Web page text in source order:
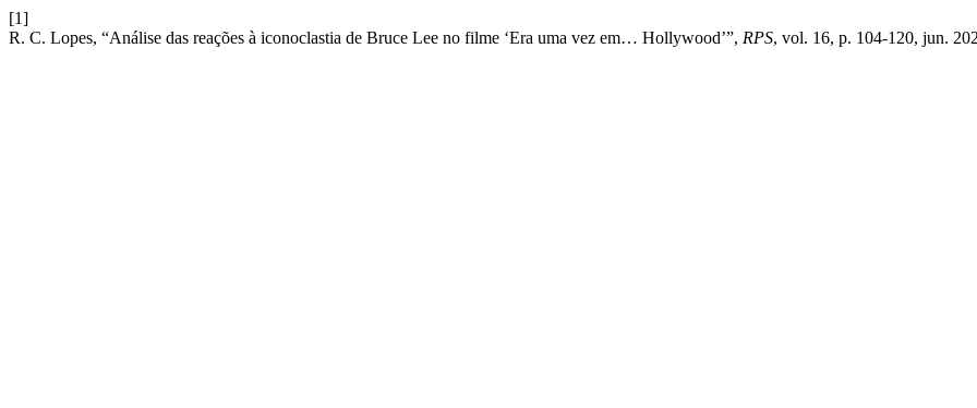
[1]
R. C. Lopes, “Análise das reações à iconoclastia de Bruce Lee no filme ‘Era uma vez em… Hollywood’”, RPS, vol. 16, p. 104-120, jun.